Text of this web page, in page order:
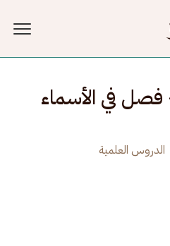
الغمة 396- فصل في الأسماء
الدروس العلمية